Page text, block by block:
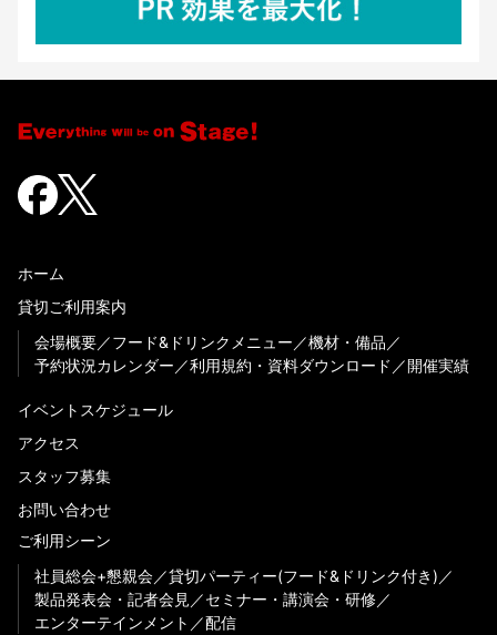
ホーム
貸切ご利用案内
会場概要
フード&ドリンクメニュー
機材・備品
予約状況カレンダー
利用規約・資料ダウンロード 開催実績
イベントスケジュール
アクセス
スタッフ募集
お問い合わせ
ご利用シーン
社員総会+懇親会
貸切パーティー(フード&ドリンク付き)
製品発表会・記者会見
セミナー・講演会・研修
エンターテインメント
配信